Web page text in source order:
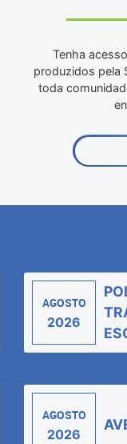
Tenha
produzidos pela
toda
AGOSTO
2026
AGOSTO
2026